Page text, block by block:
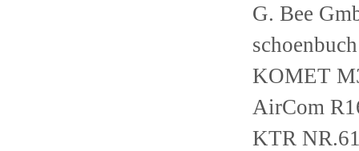
G. Bee
KOMET
AirCom
KTR